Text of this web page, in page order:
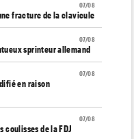
07/08
fracture de la clavicule
07/08
sprinteur allemand
07/08
en raison
07/08
coulisses de la FDJ